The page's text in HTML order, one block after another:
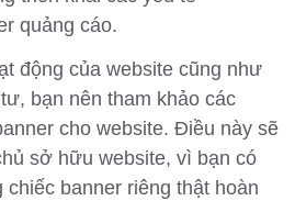
quảng cáo.
động của website cũng như
bạn nên tham khảo các
cho website. Điều này sẽ
sở hữu website, vì bạn có
banner riêng thật hoàn